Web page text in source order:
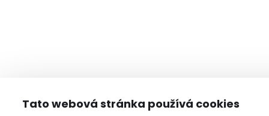
Tato webová stránka používá cookies